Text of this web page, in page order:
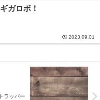
ギガロボ！
2023.09.01
トラッパー